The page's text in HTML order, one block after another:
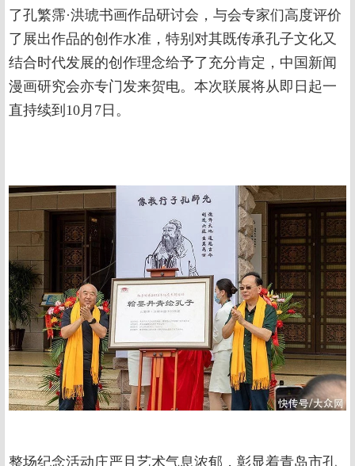
了孔繁霈·洪琥书画作品研讨会，与会专家们高度评价
了展出作品的创作水准，特别对其既传承孔子文化又
结合时代发展的创作理念给予了充分肯定，中国新闻
漫画研究会亦专门发来贺电。本次联展将从即日起一
直持续到10月7日。
整场纪念活动庄严且艺术气息浓郁，彰显着青岛市孔